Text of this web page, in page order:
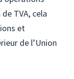
TVA, cela
et
de l’Union